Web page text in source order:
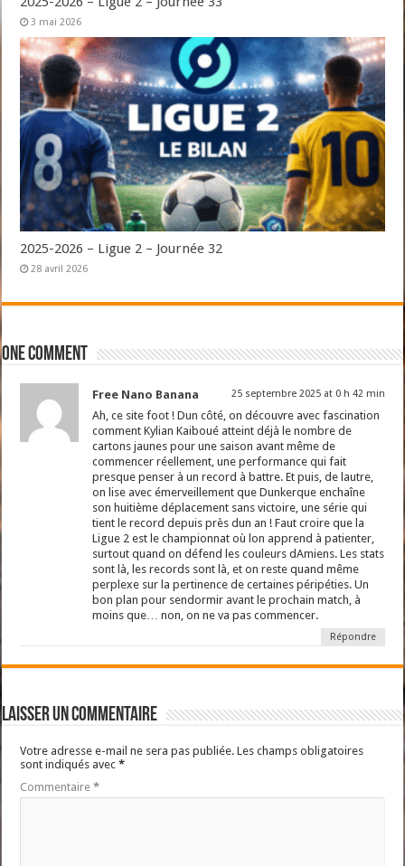
3 mai 2026
2025-2026 – Ligue 2 – Journée 32
28 avril 2026
One comment
Free Nano Banana 25 septembre 2025 at 0 h 42 min
Ah, ce site foot ! Dun côté, on découvre avec fascination
comment Kylian Kaiboué atteint déjà le nombre de
cartons jaunes pour une saison avant même de
commencer réellement, une performance qui fait
presque penser à un record à battre. Et puis, de lautre,
on lise avec émerveillement que Dunkerque enchaîne
son huitième déplacement sans victoire, une série qui
tient le record depuis près dun an ! Faut croire que la
Ligue 2 est le championnat où lon apprend à patienter,
surtout quand on défend les couleurs dAmiens. Les stats
sont là, les records sont là, et on reste quand même
perplexe sur la pertinence de certaines péripéties. Un
bon plan pour sendormir avant le prochain match, à
moins que… non, on ne va pas commencer.
Répondre
Laisser un commentaire
Votre adresse e-mail ne sera pas publiée. Les champs obligatoires
sont indiqués avec*
Commentaire*